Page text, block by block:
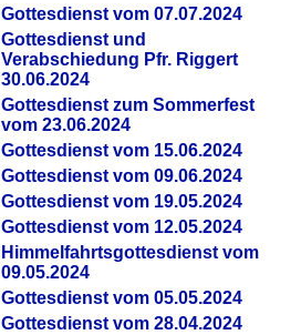
Gottesdienst vom 07.07.2024
Gottesdienst und
Verabschiedung Pfr. Riggert
30.06.2024
Gottesdienst zum Sommerfest
vom 23.06.2024
Gottesdienst vom 15.06.2024
Gottesdienst vom 09.06.2024
Gottesdienst vom 19.05.2024
Gottesdienst vom 12.05.2024
Himmelfahrtsgottesdienst vom
09.05.2024
Gottesdienst vom 05.05.2024
Gottesdienst vom 28.04.2024